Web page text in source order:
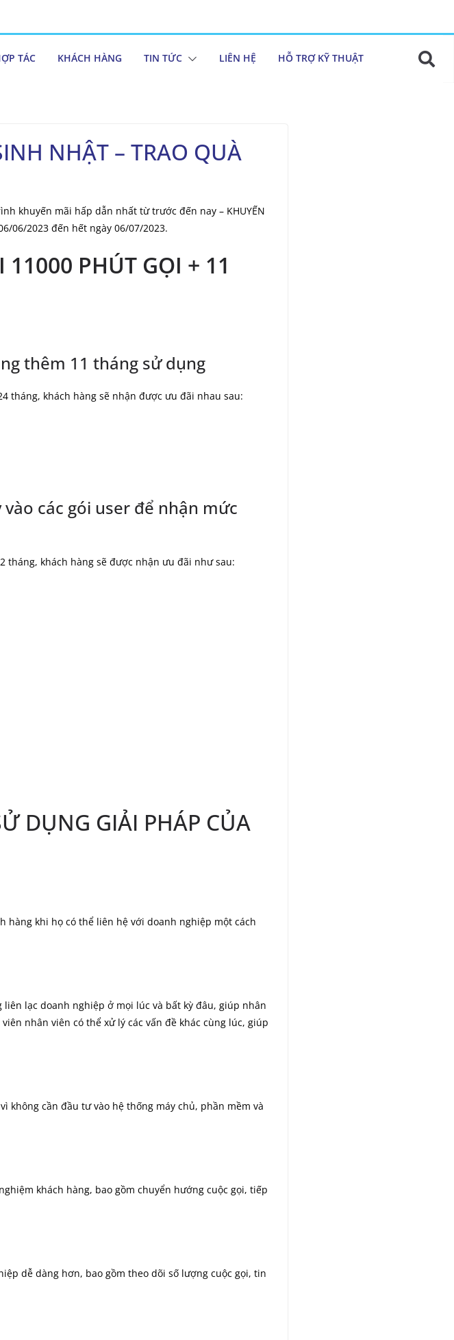
TÁC KHÁCH HÀNG TIN TỨC LIÊN HỆ HỖ TRỢ KỸ THUẬT
NHẬT – TRAO QUÀ
khuyến mãi hấp dẫn nhất từ trước đến nay – KHUYẾN
06/2023 đến hết ngày 06/07/2023.
PHÚT GỌI + 11
thêm 11 tháng sử dụng
tháng, khách hàng sẽ nhận được ưu đãi nhau sau:
các gói user để nhận mức
tháng, khách hàng sẽ được nhận ưu đãi như sau:
DỤNG GIẢI PHÁP CỦA
hàng khi họ có thể liên hệ với doanh nghiệp một cách
lạc doanh nghiệp ở mọi lúc và bất kỳ đâu, giúp nhân
nhân viên có thể xử lý các vấn đề khác cùng lúc, giúp
không cần đầu tư vào hệ thống máy chủ, phần mềm và
khách hàng, bao gồm chuyển hướng cuộc gọi, tiếp
dễ dàng hơn, bao gồm theo dõi số lượng cuộc gọi, tin